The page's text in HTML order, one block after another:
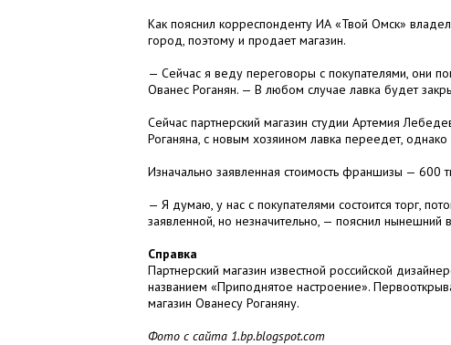
Как пояснил корреспонденту ИА «Твой Омск»
город, поэтому и продает магазин.
— Сейчас я веду переговоры с покупателями, они
Ованес Роганян. — В любом случае лавка будет
Сейчас партнерский магазин студии Артемия
Роганяна, с новым хозяином лавка переедет,
Изначально заявленная стоимость франшизы — 600
— Я думаю, у нас с покупателями состоится торг,
заявленной, но незначительно, — пояснил
Справка
Партнерский магазин известной российской
названием «Приподнятое настроение».
магазин Ованесу Роганяну.
Фото с сайта 1.bp.blogspot.com